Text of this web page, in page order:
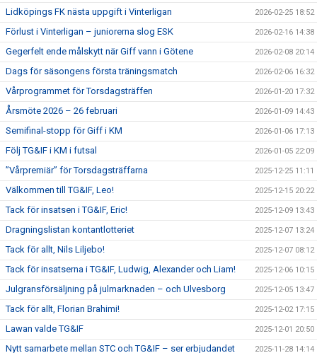
Lidköpings FK nästa uppgift i Vinterligan 2026-02-25 18:52
Förlust i Vinterligan – juniorerna slog ESK 2026-02-16 14:38
Gegerfelt ende målskytt när Giff vann i Götene 2026-02-08 20:14
Dags för säsongens första träningsmatch 2026-02-06 16:32
Vårprogrammet för Torsdagsträffen 2026-01-20 17:32
Årsmöte 2026 – 26 februari 2026-01-09 14:43
Semifinal-stopp för Giff i KM 2026-01-06 17:13
Följ TG&IF i KM i futsal 2026-01-05 22:09
”Vårpremiär” för Torsdagsträffarna 2025-12-25 11:11
Välkommen till TG&IF, Leo! 2025-12-15 20:22
Tack för insatsen i TG&IF, Eric! 2025-12-09 13:43
Dragningslistan kontantlotteriet 2025-12-07 13:24
Tack för allt, Nils Liljebo! 2025-12-07 08:12
Tack för insatserna i TG&IF, Ludwig, Alexander och Liam! 2025-12-06 10:15
Julgransförsäljning på julmarknaden – och Ulvesborg 2025-12-05 13:47
Tack för allt, Florian Brahimi! 2025-12-02 17:15
Lawan valde TG&IF 2025-12-01 20:50
Nytt samarbete mellan STC och TG&IF – ser erbjudandet 2025-11-28 14:14